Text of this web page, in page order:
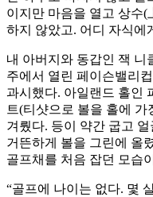
이지만 마음을 열고 상수
하지 않았고. 어디 자식에
내 아버지와 동갑인 잭 니
주에서 열린 페이슨밸리
과시했다. 아일랜드 홀인
트(티샷으로 볼을 홀에
겨뤘다. 등이 약간 굽고
거뜬하게 볼을 그린에 올
골프채를 처음 잡던 모습
“골프에 나이는 없다. 몇